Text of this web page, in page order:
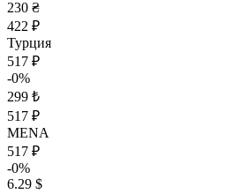
230 ₴
422 ₽
Турция
517 ₽
-0%
299 ₺
517 ₽
MENA
517 ₽
-0%
6.29 $